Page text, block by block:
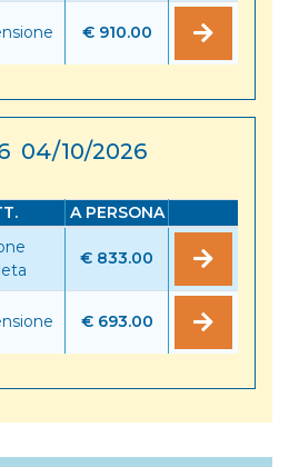
€ 910.00
04/10/2026
A PERSONA
€ 833.00
€ 693.00